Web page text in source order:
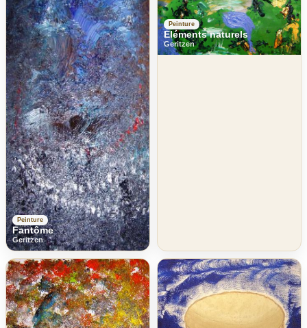
Peinture
Fantôme
Geritzen
Peinture
Eléments naturels
Geritzen